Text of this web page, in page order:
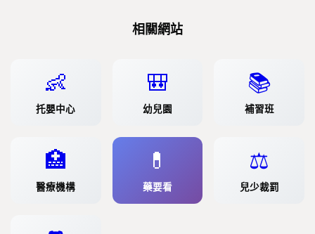
相關網站
👶
托嬰中心
🎒
幼兒園
📚
補習班
🏥
醫療機構
💊
藥要看
⚖️
兒少裁罰